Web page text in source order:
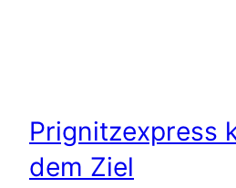
Prignitzexpress
dem Ziel